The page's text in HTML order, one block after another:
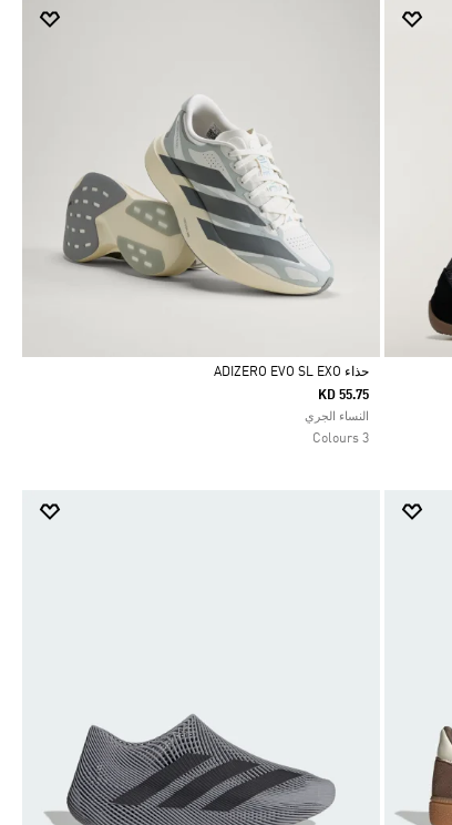
Selected
حذاء ADIZERO EVO SL EXO
KD 55.75
النساء الجري
3 Colours